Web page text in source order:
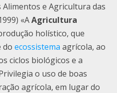
e Agricultura das
«AAgricultura
holístico, que
do ecossistema agrícola, ao
ciclos biológicos e a
o uso de boas
agrícola, em lugar do